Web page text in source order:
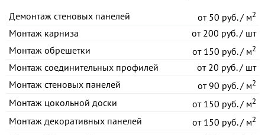
Демонтаж стеновых панелей от50 руб. / м2
Монтаж карниза от200 руб. / шт
Монтаж обрешетки
от150 руб. / м2
Монтаж соединительных профилей от20 руб. / шт
Монтаж стеновых панелей
от90 руб. / м2
Монтаж цокольной доски от150 руб. / м2
Монтаж декоративных панелей от150 руб. / м2